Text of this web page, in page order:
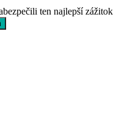
ten najlepší zážitok